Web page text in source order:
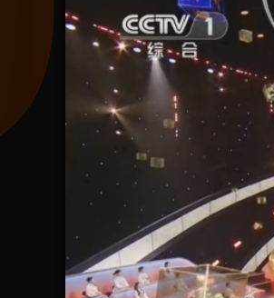
新闻 国内 国际 评
人民领袖习近平 联播+
视频 小央视频 小央直
现场 前线 比划
体育 竞猜
VIP会员 CCTV奥林匹克频
财经 教育 乡村振兴
大国智造 大国展会 大